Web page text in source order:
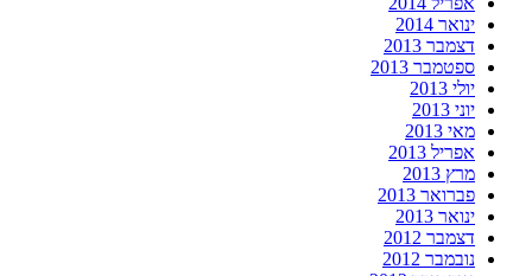
ינואר 2014
דצמבר 2013
ספטמבר 2013
יולי 2013
יוני 2013
מאי 2013
אפריל 2013
מרץ 2013
פברואר 2013
ינואר 2013
דצמבר 2012
נובמבר 2012